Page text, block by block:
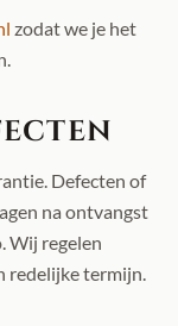
zodat we je het
Defecten of
na ontvangst
Wij regelen
redelijke termijn.